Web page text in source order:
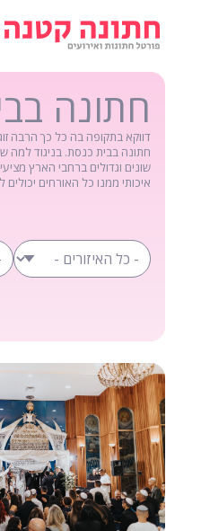
חתונה
דווקא בתקופה בה כל כך הרבה
חתונה בבית כנסת. בניגוד למה
שונים וגדולים ברחבי הארץ
איכותי ממנו כל האורחים יכולים